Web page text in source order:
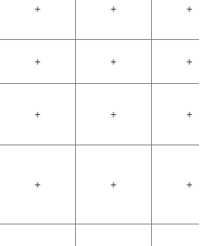
+ + +
+ + +
+ + +
+ + +